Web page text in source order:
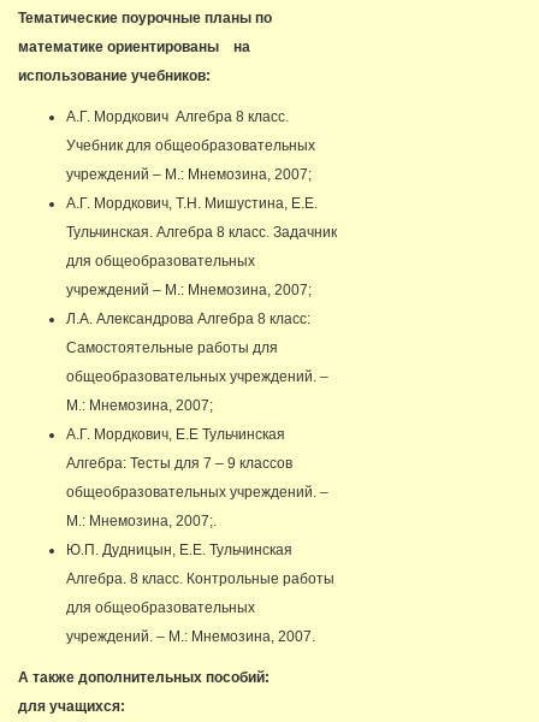
Тематические поурочные планы по
математике ориентированы на
использование учебников:
А.Г. Мордкович Алгебра 8 класс.
Учебник для общеобразовательных
учреждений – М.: Мнемозина, 2007;
А.Г. Мордкович, Т.Н. Мишустина, Е.Е.
Тульчинская. Алгебра 8 класс. Задачник
для общеобразовательных
учреждений – М.: Мнемозина, 2007;
Л.А. Александрова Алгебра 8 класс:
Самостоятельные работы для
общеобразовательных учреждений. –
М.: Мнемозина, 2007;
А.Г. Мордкович, Е.Е Тульчинская
Алгебра: Тесты для 7 – 9 классов
общеобразовательных учреждений. –
М.: Мнемозина, 2007;.
Ю.П. Дудницын, Е.Е. Тульчинская
Алгебра. 8 класс. Контрольные работы
для общеобразовательных
учреждений. – М.: Мнемозина, 2007.
А также дополнительных пособий:
для учащихся: